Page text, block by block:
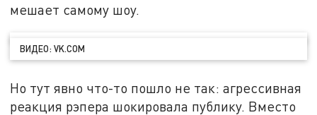
мешает самому шоу.
ВИДЕО: VK.COM
Но тут явно что-то пошло не так: агрессивная
реакция рэпера шокировала публику. Вместо